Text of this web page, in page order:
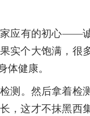
应有的初心——
实个大饱满，
体健康。
测。然后拿着检
，这才不抹黑